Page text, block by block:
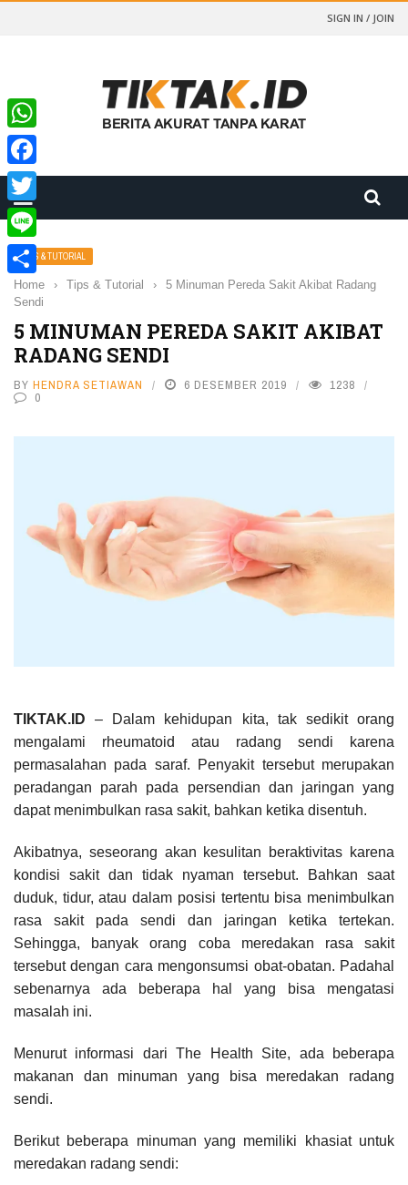
SIGN IN / JOIN
TIPS & TUTORIAL
Home › Tips & Tutorial ›
5 Minuman Pereda Sakit Akibat Radang
Sendi
5 MINUMAN PEREDA SAKIT AKIBAT
RADANG SENDI
BY HENDRA SETIAWAN 6 DESEMBER 2019
1238
0
TIKTAK.ID – Dalam kehidupan kita, tak sedikit orang
mengalami rheumatoid atau radang sendi karena
permasalahan pada saraf. Penyakit tersebut merupakan
peradangan parah pada persendian dan jaringan yang
dapat menimbulkan rasa sakit, bahkan ketika disentuh.
Akibatnya, seseorang akan kesulitan beraktivitas karena
kondisi sakit dan tidak nyaman tersebut. Bahkan saat
duduk, tidur, atau dalam posisi tertentu bisa menimbulkan
rasa sakit pada sendi dan jaringan ketika tertekan.
Sehingga, banyak orang coba meredakan rasa sakit
tersebut dengan cara mengonsumsi obat-obatan. Padahal
sebenarnya ada beberapa hal yang bisa mengatasi
masalah ini.
Menurut informasi dari The Health Site, ada beberapa
makanan dan minuman yang bisa meredakan radang
sendi.
Berikut beberapa minuman yang memiliki khasiat untuk
meredakan radang sendi:
WhatsApp
Facebook
Twitter
Line
Share